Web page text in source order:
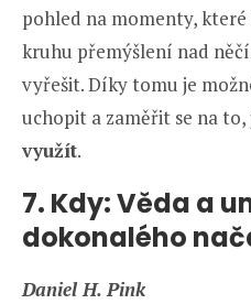
pohled na momenty,
kruhu přemýšlení nad
vyřešit. Díky tomu je
uchopit a zaměřit se na to,
využít.
7. Kdy: Věda a
dokonalého
Daniel H. Pink